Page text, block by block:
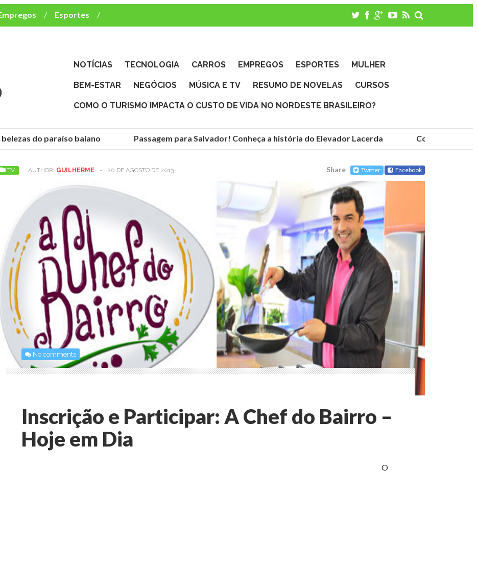
Esportes
Música e TV
NOTÍCIAS TECNOLOGIA CARROS EMPREGOS ESPORTES MULHER
BEM-ESTAR NEGÓCIOS MÚSICA E TV RESUMO DE NOVELAS CURSOS
COMO O TURISMO IMPACTA O CUSTO DE VIDA NO NORDESTE BRASILEIRO?
do paraíso baiano Passagem para Salvador! Conheça a história do Elevador Lacerda Conheça as
TV AUTHOR: GUILHERME - 20 DE AGOSTO DE 2013 Share Twitter Facebook
No comments
Inscrição e Participar: A Chef do Bairro –
Hoje em Dia
O